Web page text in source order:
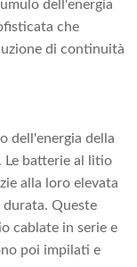
dell'energia
che
di continuità
dell'energia della
Le batterie al litio
alla loro elevata
durata. Queste
cablate in serie e
poi impilati e